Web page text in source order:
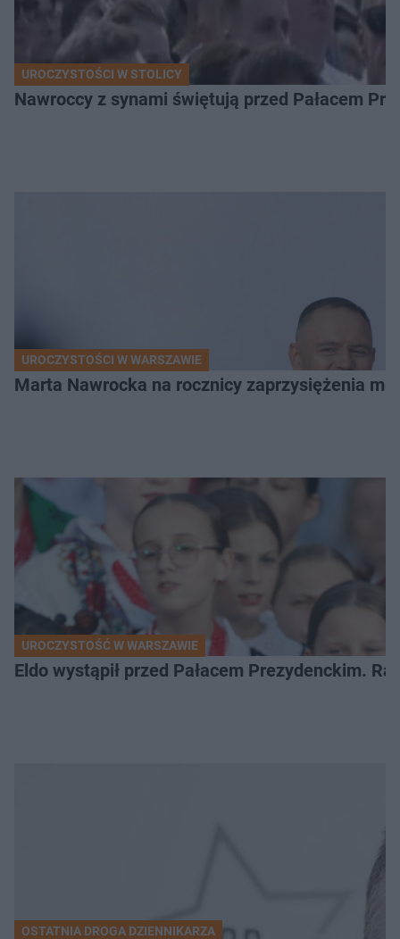
UROCZYSTOŚCI W STOLICY
Nawroccy z synami świętują przed Pałacem
UROCZYSTOŚCI W WARSZAWIE
Marta Nawrocka na rocznicy zaprzysiężenia
UROCZYSTOŚĆ W WARSZAWIE
Eldo wystąpił przed Pałacem Prezydenckim.
OSTATNIA DROGA DZIENNIKARZA